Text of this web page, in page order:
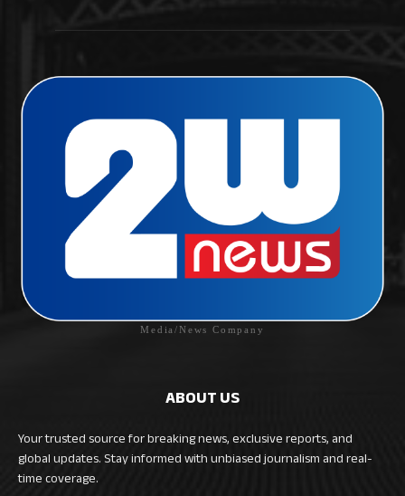
Media/News Company
ABOUT US
Your trusted source for breaking news, exclusive reports, and
global updates. Stay informed with unbiased journalism and real-
time coverage.